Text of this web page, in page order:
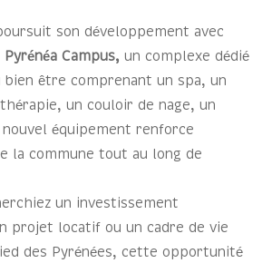
son développement avec
Pyrénéa Campus, un complexe dédié
bien être comprenant un spa, un
un couloir de nage, un
nouvel équipement renforce
la commune tout au long de
un investissement
projet locatif ou un cadre de vie
des Pyrénées, cette opportunité